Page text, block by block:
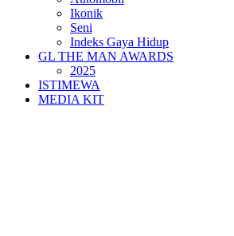
Ikonik
Seni
Indeks Gaya Hidup
GL THE MAN AWARDS
2025
ISTIMEWA
MEDIA KIT